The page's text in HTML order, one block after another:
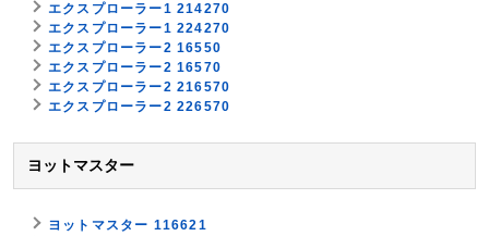
エクスプローラー1 214270
エクスプローラー1 224270
エクスプローラー2 16550
エクスプローラー2 16570
エクスプローラー2 216570
エクスプローラー2 226570
ヨットマスター
ヨットマスター 116621